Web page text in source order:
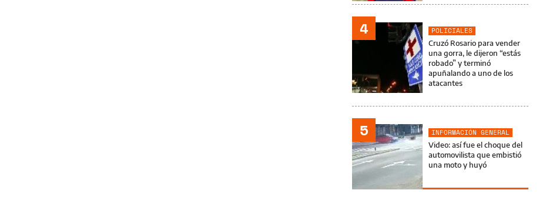
4
POLICIALES
Cruzó Rosario para vender
una gorra, le dijeron “estás
robado” y terminó
apuñalando a uno de los
atacantes
5
INFORMACIÓN GENERAL
Video: así fue el choque del
automovilista que embistió
una moto y huyó